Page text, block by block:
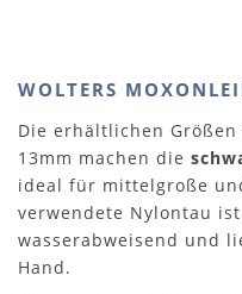
WOLTERS
Die erhältlichen
13mm machen die
ideal für mittelgroße
verwendete Nylontau
wasserabweisend und
Hand.